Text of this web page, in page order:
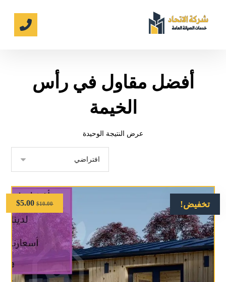
أفضل مقاول في رأس
الخيمة
عرض النتيجة الوحيدة
تخفيض! $10.00
$5.00